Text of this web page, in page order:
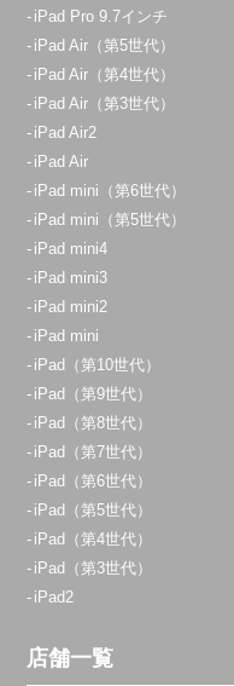
iPad Pro 9.7インチ
iPad Air（第5世代）
iPad Air（第4世代）
iPad Air（第3世代）
iPad Air2
iPad Air
iPad mini（第6世代）
iPad mini（第5世代）
iPad mini4
iPad mini3
iPad mini2
iPad mini
iPad（第10世代）
iPad（第9世代）
iPad（第8世代）
iPad（第7世代）
iPad（第6世代）
iPad（第5世代）
iPad（第4世代）
iPad（第3世代）
iPad2
店舗一覧